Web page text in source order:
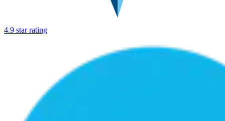
4.9 star rating